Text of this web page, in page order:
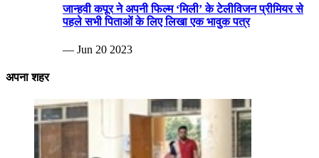
जान्हवी कपूर ने अपनी फिल्म ‘मिली’ के टेलीविजन प्रीमियर से
पहले सभी पिताओं के लिए लिखा एक भावुक पत्र
— Jun 20 2023
अपना शहर